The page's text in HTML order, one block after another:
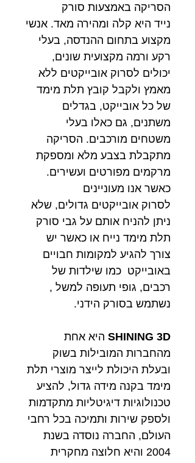
הסריקה באמצעות סורק
נייד היא קלה ומהירה מאד. אנשי
מקצוע בתחום ההנדסה, בעלי
רקע ורמה מקצועית שונים,
יכולים לסרוק אובייקטים ללא
מאמץ ולקבל קובץ תלת מימד
של כל אובייקט, בגדלים
משתנים, גם כאלו בעלי
משטחים מורכבים. הסריקה
מתקבלת בצבע מלא ומספקת
מרקמים מפורטים ועשירים.
כאשר אנו מעוניינים
לסרוק אובייקטים גדולים, שלא
ניתן להניח אותם על גבי סורק
תלת מימד נייח או כאשר יש
צורך להגיע למקומות חבויים
באובייקט כמו שילדות של
רכבים, גופי תעופה למשל ,
נשתמש בסורק הידני.
SHINING 3D היא אחת
מהחברות המובילות בשוק
ובעלת היכולת לייצר מוצרי תלת
מימד בקנה מידה גדול, להציע
טכנולוגיות דיגיטליות מתקדמות
ולספק שירות ותמיכה בכל רחבי
העולם, החברה נוסדה בשנת
2004 והיא חלוצה מחקרית